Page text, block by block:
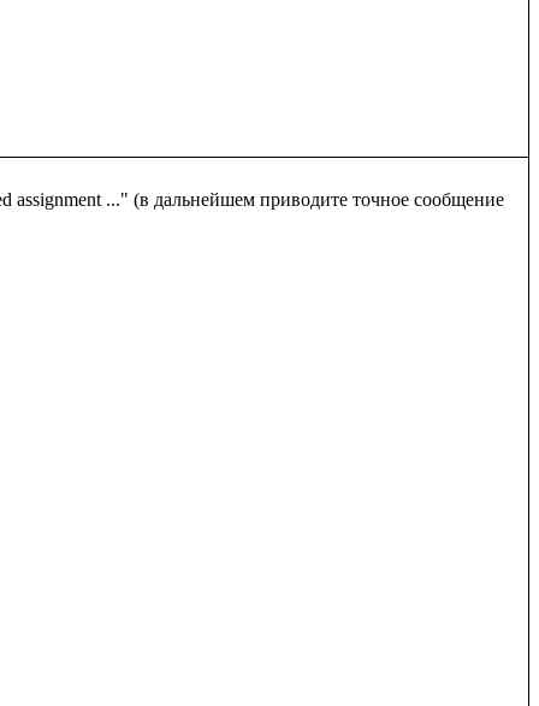
..." (в дальнейшем приводите точное сообщение